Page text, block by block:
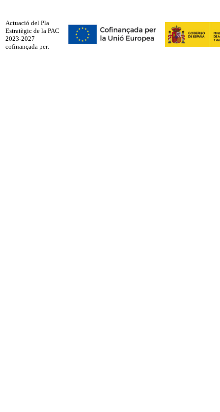
Actuació del Pla
Estratègic de la PAC
2023-2027
cofinançada per: